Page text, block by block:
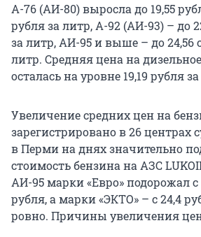
А-76 (АИ-80) выросла до 19,55
рубля за литр, А-92 (АИ-93) – до
за литр, АИ-95 и выше – до 24,56
литр. Средняя цена на
осталась на уровне 19,19 рубля
Увеличение средних цен на
зарегистрировано в 26 центрах
в Перми на днях значительно
стоимость бензина на АЗС
АИ-95 марки «Евро» подорожал с
рубля, а марки «ЭКТО» – с 24,4
ровно. Причины увеличения